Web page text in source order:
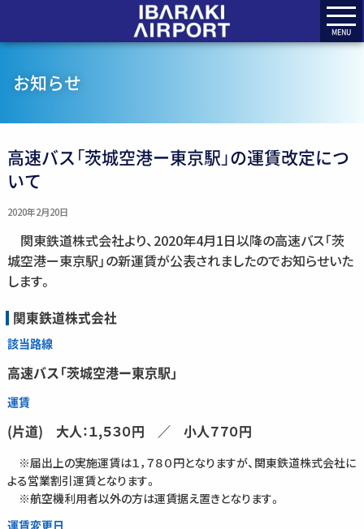
MENU
お知らせ
高速バス「茨城空港ー東京駅」の運賃改定につ
いて
2020年2月20日
関東鉄道株式会社より、2020年4月1日以降の高速バス「茨
城空港ー東京駅」の新運賃が公表されましたのでお知らせいた
します。
関東鉄道株式会社
該当路線
高速バス「茨城空港ー東京駅」
運賃
(片道) 大人：１,５３０円 ／ 小人７７０円
※届出上の実施運賃は１，７８０円となりますが、関東鉄道株式会社に
よる営業割引運賃となります。
※航空機利用者以外の方は運賃据え置きとなります。
運賃変更日